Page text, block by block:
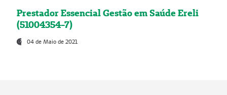
Prestador Essencial Gestão em Saúde Ereli
(51004354-7)
04 de Maio de 2021